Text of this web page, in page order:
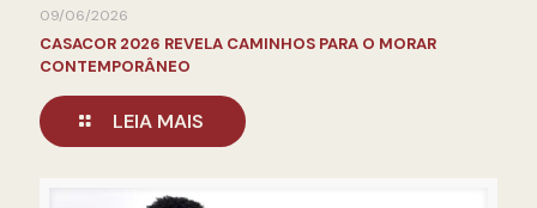
09/06/2026
CASACOR 2026 REVELA CAMINHOS PARA O MORAR
CONTEMPORÂNEO
LEIA MAIS